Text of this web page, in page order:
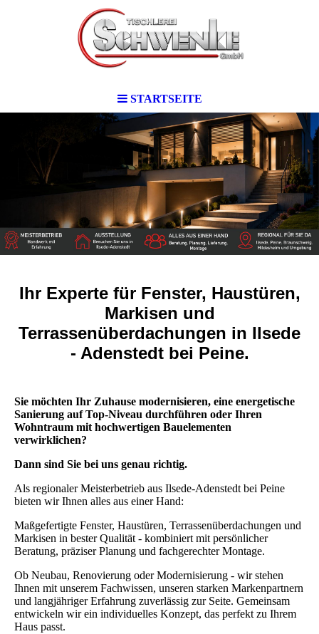
STARTSEITE
Ihr Experte für Fenster, Haustüren,
Markisen und
Terrassenüberdachungen in Ilsede
- Adenstedt bei Peine.
Sie möchten Ihr Zuhause modernisieren, eine energetische
Sanierung auf Top-Niveau durchführen oder Ihren
Wohntraum mit hochwertigen Bauelementen
verwirklichen?
Dann sind Sie bei uns genau richtig.
Als regionaler Meisterbetrieb aus Ilsede-Adenstedt bei Peine
bieten wir Ihnen alles aus einer Hand:
Maßgefertigte Fenster, Haustüren, Terrassenüberdachungen und
Markisen in bester Qualität - kombiniert mit persönlicher
Beratung, präziser Planung und fachgerechter Montage.
Ob Neubau, Renovierung oder Modernisierung - wir stehen
Ihnen mit unserem Fachwissen, unseren starken Markenpartnern
und langjähriger Erfahrung zuverlässig zur Seite. Gemeinsam
entwickeln wir ein individuelles Konzept, das perfekt zu Ihrem
Haus passt.